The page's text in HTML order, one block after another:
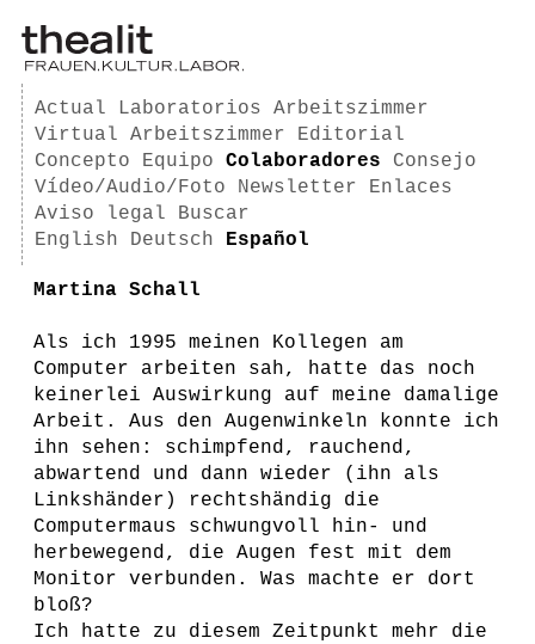
Actual Laboratorios
Arbeitszimmer
Virtual Arbeitszimmer
Editorial
Concepto
Equipo Colaboradores
Consejo
Vídeo/Audio/Foto
Newsletter
Enlaces
Aviso legal
Buscar
English
Deutsch Español
Martina Schall
Als ich 1995 meinen Kollegen am
Computer arbeiten sah, hatte das noch
keinerlei Auswirkung auf meine damalige
Arbeit. Aus den Augenwinkeln konnte ich
ihn sehen: schimpfend, rauchend,
abwartend und dann wieder (ihn als
Linkshänder) rechtshändig die
Computermaus schwungvoll hin- und
herbewegend, die Augen fest mit dem
Monitor verbunden. Was machte er dort
bloß?
Ich hatte zu diesem Zeitpunkt mehr die